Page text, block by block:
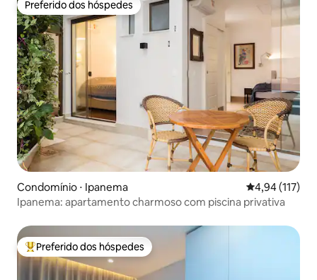
Preferido dos hóspedes
Preferido dos hóspedes
Condomínio ⋅ Ipanema 4,94 de uma
4,94 (117)
Ipanema: apartamento charmoso com piscina privativa
Entre os melhores preferidos dos hóspedes
Preferido dos hóspedes